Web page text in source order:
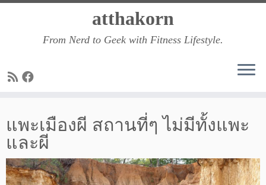
atthakorn
From Nerd to Geek with Fitness Lifestyle.
แพะเมืองผี สถานที่ๆ ไม่มีทั้งแพะ
และผี